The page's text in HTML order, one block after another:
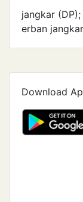
jangkar
erban
Download